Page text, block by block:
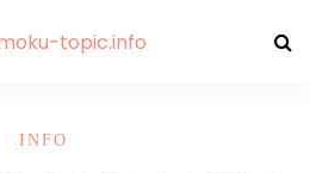
INFO